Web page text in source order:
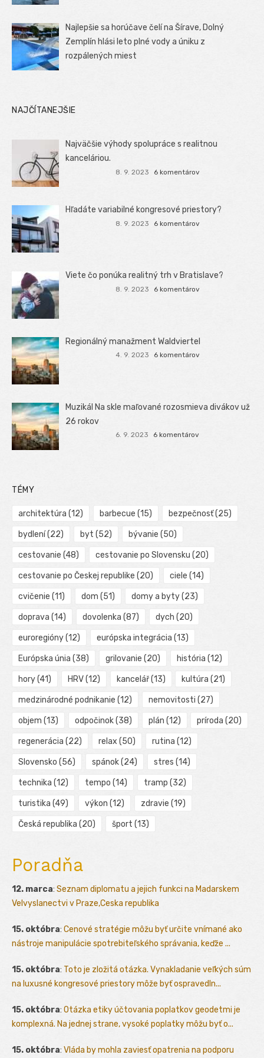
Najlepšie sa horúčave čelí na Šírave, Dolný
Zemplín hlási leto plné vody a úniku z
rozpálených miest
NAJČÍTANEJŠIE
Najväčšie výhody spolupráce s realitnou
kanceláriou.
8. 9. 2023 6 komentárov
Hľadáte variabilné kongresové priestory?
8. 9. 2023 6 komentárov
Viete čo ponúka realitný trh v Bratislave?
8. 9. 2023 6 komentárov
Regionálný manažment Waldviertel
4. 9. 2023 6 komentárov
Muzikál Na skle maľované rozosmieva divákov už
26 rokov
6. 9. 2023 6 komentárov
TÉMY
architektúra (12) barbecue (15) bezpečnosť(25)
bydlení(22) byt (52) bývanie (50)
cestovanie (48) cestovanie po Slovensku (20)
cestovanie po Českej republike (20) ciele (14)
cvičenie (11) dom (51) domy a byty(23)
doprava (14) dovolenka (87) dych (20)
euroregióny(12) európska integrácia (13)
Európska únia (38) grilovanie (20) história (12)
hory(41) HRV(12) kancelář(13) kultúra (21)
medzinárodné podnikanie (12) nemovitosti (27)
objem (13) odpočinok(38) plán (12) príroda (20)
regenerácia (22) relax (50) rutina (12)
Slovensko (56) spánok(24) stres (14)
technika (12) tempo (14) tramp (32)
turistika (49) výkon (12) zdravie (19)
Česká republika (20) šport (13)
Poradňa
12. marca: Seznam diplomatu a jejich funkci na Madarskem
Velvyslanectvi v Praze,Ceska republika
15. októbra: Cenové stratégie môžu byť určite vnímané ako
nástroje manipulácie spotrebiteľského správania, keďže ...
15. októbra: Toto je zložitá otázka. Vynakladanie veľkých súm
na luxusné kongresové priestory môže byť ospravedln...
15. októbra: Otázka etiky účtovania poplatkov geodetmi je
komplexná. Na jednej strane, vysoké poplatky môžu byť o...
15. októbra: Vláda by mohla zaviesť opatrenia na podporu